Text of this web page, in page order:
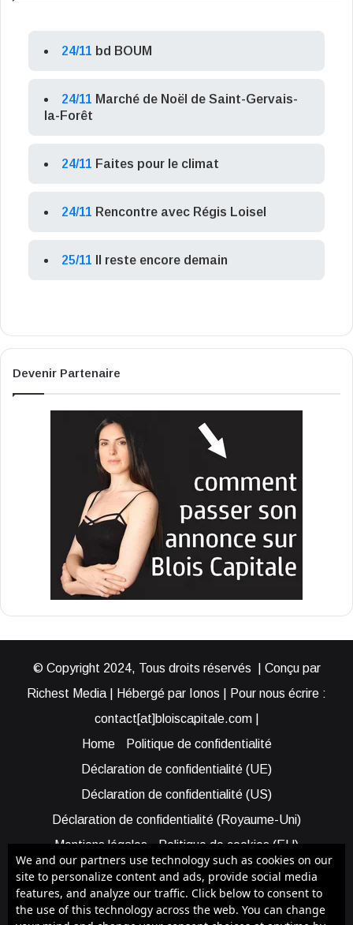
24/11 bd BOUM
24/11 Marché de Noël de Saint-Gervais-
la-Forêt
24/11 Faites pour le climat
24/11 Rencontre avec Régis Loisel
25/11 Il reste encore demain
Devenir Partenaire
© Copyright 2024, Tous droits réservés | Conçu par
Richest Media | Hébergé par Ionos | Pour nous écrire :
contact[at]bloiscapitale.com |
Home
Politique de confidentialité
Déclaration de confidentialité (UE)
Déclaration de confidentialité (US)
Déclaration de confidentialité (Royaume-Uni)
Mentions légales
Politique de cookies (EU)
Cookie Policy (AUS)
Cookie Policy (US)
Qui sommes-nous ?
Participer à Blois Capitale
Bénéficier d’une assistance
We and our partners use technology such as cookies on our
site to personalize content and ads, provide social media
features, and analyze our traffic. Click below to consent to
the use of this technology across the web. You can change